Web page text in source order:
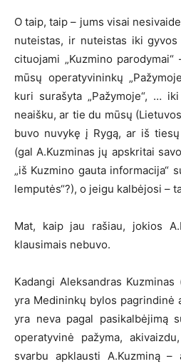
O taip, taip – jums visai
nuteistas, ir nuteistas iki
cituojami „Kuzmino
mūsų operatyvininkų
kuri surašyta „Pažymoje“, …
neaišku, ar tie du mūsų
buvo nuvykę į Rygą, ar iš
(gal A.Kuzminas jų apskritai
„iš Kuzmino gauta informacija“
lemputės“?), o jeigu kalbėjosi –
Mat, kaip jau rašiau, jokios
klausimais nebuvo.
Kadangi Aleksandras
yra Medininkų bylos pagrindinė
yra neva pagal pasikalbėjimą
operatyvinė pažyma,
svarbu apklausti A.Kuzminą